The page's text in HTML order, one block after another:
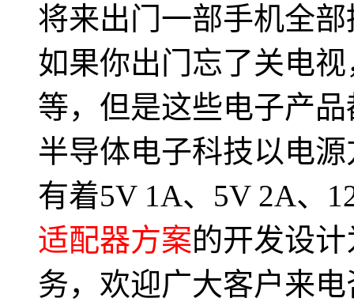
将来出门一部手机全
如果你出门忘了关电
等，但是这些电子产
半导体电子科技以电
有着5V 1A、5V 2A、
适配器方案的开发设
务，欢迎广大客户来